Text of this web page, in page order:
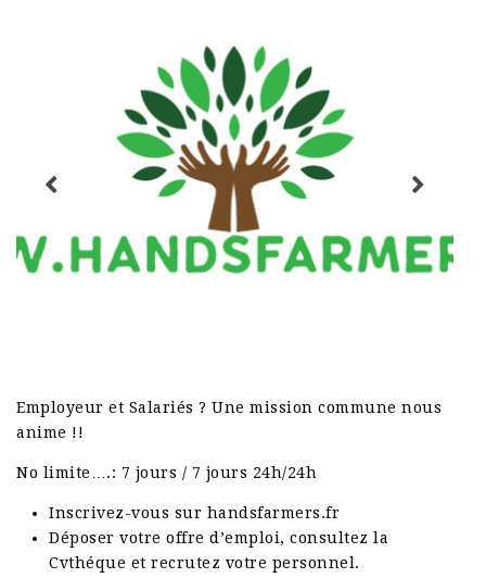
Employeur et Salariés ? Une mission commune nous
anime !!
No limite….: 7 jours / 7 jours 24h/24h
Inscrivez-vous sur handsfarmers.fr
Déposer votre offre d’emploi, consultez la
Cvthéque et recrutez votre personnel.